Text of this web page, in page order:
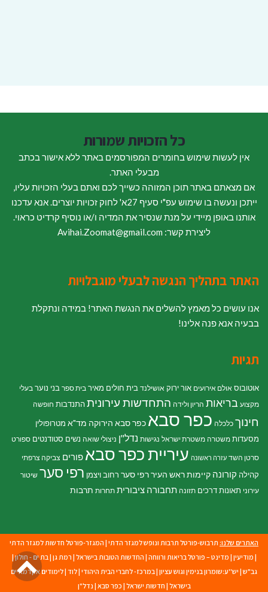
כל הזכויות שמורות
אין לעשות שימוש בחומרים המפורסמים באתר ללא אישור בכתב
מבעלי האתר.
אם מצאתם באתר תוכן המזוהה כשייך לכם ואתם בעלי הזכויות עליו,
ייתכן ונעשה בו שימוש עפ"י סעיף 27א' לחוק זכויות יוצרים. אנא עדכנו
אותנו באופן מיידי על מנת שנסיר את המדיה ו/או נוסיף קרדיט כראוי.
ליצירת קשר: Avihai.Zoomat@gmail.com
האתר בתהליך הנגשה לבעלי מוגבלויות
אנו עושים כל מאמץ להשלים את הנגשת האתר! במידה ונתקלת
בבעיה אנא פנה אלינו!
תגיות
אוטובוס אולם אירועים אור ירוק אושילנד בית חולים מאיר בית ספר בני נוער בעלי
מקצוע בריאות הריון ולידה התחדשות עירוניתהתנדבות חופשה
חינוך כלכלה כפר סבא כפר סבא הירוקה מד"א מטרופולין
מסעדות משטרה משטרת ישראל נגישות נדל"ן ניצולי שואה נשים סטודנטים ספורט
סרטן השד עזרה ראשונה עיריית כפר סבא פורים צביקה צרפתי
קהילה קורונה קיימותראש העיר רפי סער רחוב ויצמן רפי סער שיטור
עירוני תאונות דרכים תזונה תחבורה ציבורית תחרות תרבות
האתרים שלנו: תרבוש-פורטל תרבות ונופש למגזר הדתי | המגזר-פורטל חדשות למגזר הדתי
| מודיעין | מדינט – פורטל בריאות ורווחה | החדשות הטובות בישראל | רמת גן | בת ים - חולון|
גב"ש | יש''ע:שומרון בנימין וגוש עציון | במרכז- לחברי הבית היהודי |לוד |לימודים אקדמאיים
בישראל | חדשות ישראל | כפר סבא | נדל"ן